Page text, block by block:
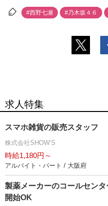
#西野七瀬 #乃木坂４６
求人特集
スマホ雑貨の販売スタッフ
株式会社SHOW’S
時給1,180円～
アルバイト・パート / 大阪府
製薬メーカーのコールセン
開始OK